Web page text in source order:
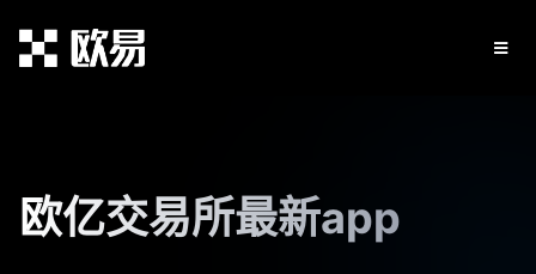
欧亿交易所最新app